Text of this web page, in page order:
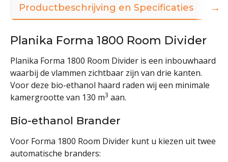
Productbeschrijving en Specificaties
Planika Forma 1800 Room Divider
Planika Forma 1800 Room Divider is een inbouwhaard
waarbij de vlammen zichtbaar zijn van drie kanten.
Voor deze bio-ethanol haard raden wij een minimale
kamergrootte van 130 m3 aan.
Bio-ethanol Brander
Voor Forma 1800 Room Divider kunt u kiezen uit twee
automatische branders:
→